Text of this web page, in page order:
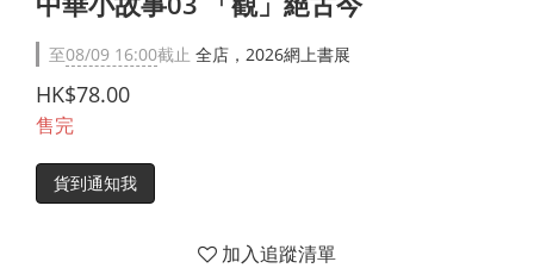
至08/09 16:00截止 全店，2026網上書展
HK$78.00
售完
貨到通知我
加入追蹤清單